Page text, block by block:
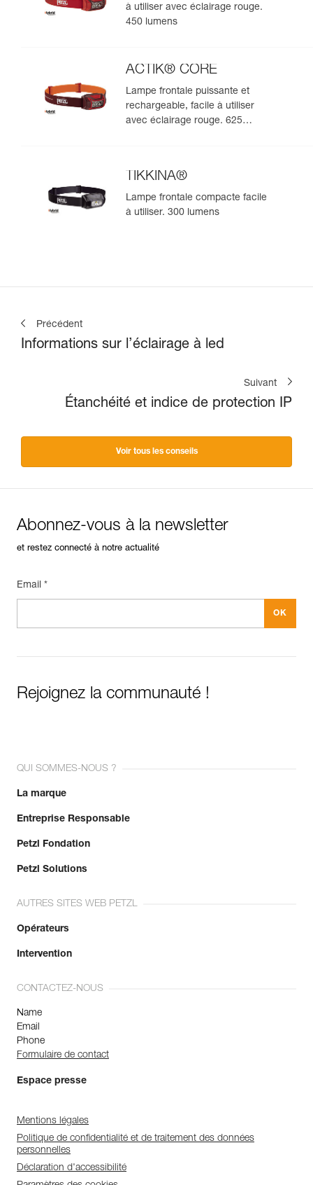
à utiliser avec éclairage rouge.
450 lumens
ACTIK® CORE
Lampe frontale puissante et
rechargeable, facile à utiliser
avec éclairage rouge. 625
TIKKINA®
Lampe frontale compacte facile
à utiliser. 300 lumens
Précédent
Informations sur l’éclairage à led
Suivant
Étanchéité et indice de protection IP
Voir tous les conseils
Abonnez-vous à la newsletter
et restez connecté à notre actualité
Email *
Rejoignez la communauté !
QUI SOMMES-NOUS ?
La marque
Entreprise Responsable
Petzl Fondation
Petzl Solutions
AUTRES SITES WEB PETZL
Opérateurs
Intervention
CONTACTEZ-NOUS
Name
Email
Phone
Formulaire de contact
Espace presse
Mentions légales
Politique de confidentialité et de traitement des données
personnelles
Déclaration d'accessibilité